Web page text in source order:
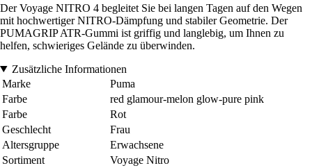
Der Voyage NITRO 4 begleitet Sie bei langen Tagen auf den Wegen
mit hochwertiger NITRO-Dämpfung und stabiler Geometrie. Der
PUMAGRIP ATR-Gummi ist griffig und langlebig, um Ihnen zu
helfen, schwieriges Gelände zu überwinden.
Zusätzliche Informationen
Marke
Puma
Farbe
red glamour-melon glow-pure pink
Farbe
Rot
Geschlecht
Frau
Altersgruppe
Erwachsene
Sortiment
Voyage Nitro